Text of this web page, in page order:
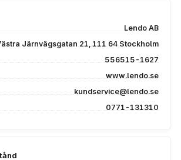
Lendo AB
Järnvägsgatan 21, 111 64 Stockholm
556515-1627
www.lendo.se
kundservice@lendo.se
0771-131310